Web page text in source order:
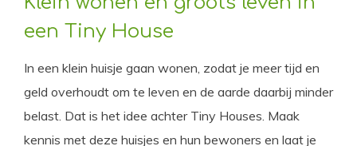
een Tiny House
In een klein huisje gaan wonen, zodat je meer tijd en
geld overhoudt om te leven en de aarde daarbij minder
belast. Dat is het idee achter Tiny Houses. Maak
kennis met deze huisjes en hun bewoners en laat je